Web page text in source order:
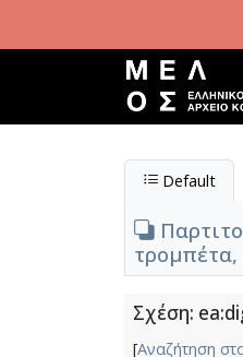
Default
Σχέση:
[Αναζήτηση